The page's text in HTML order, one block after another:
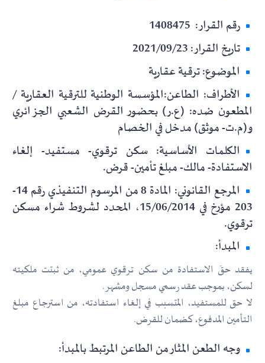
رقم القرار: 1408475
تاريخ القرار: 2021/09/23
الموضوع: ترقية عقارية
الأطراف: الطاعن:المؤسسة الوطنية للترقية العقارية /
المطعون ضده: (ع.ر) بحضور القرض الشعبي الجزائري
و(م.ت- موثق) مدخل في الخصام
الكلمات الأساسية: سكن ترقوي- مستفيد- إلغاء
الاستفادة- مالك- مبلغ تأمين- قرض.
المرجع القانوني: المادة 8 من المرسوم التنفيذي رقم 14-
203 مؤرخ في 15/06/2014، المحدد لشروط شراء مسكن
ترقوي.
المبدأ:
يفقد حقَ الاستفادة من سكن ترقوي عمومي، من ثبتت ملكيته
لسكن، بموجب عقد رسمي مسجل ومشهر.
لا حق للمستفيد، المتسبب في إلغاء استفادته، من استرجاع مبلغ
التأمين المدفوع، كضمان للقرض.
وجه الطعن المثار من الطاعن المرتبط بالمبدأ: